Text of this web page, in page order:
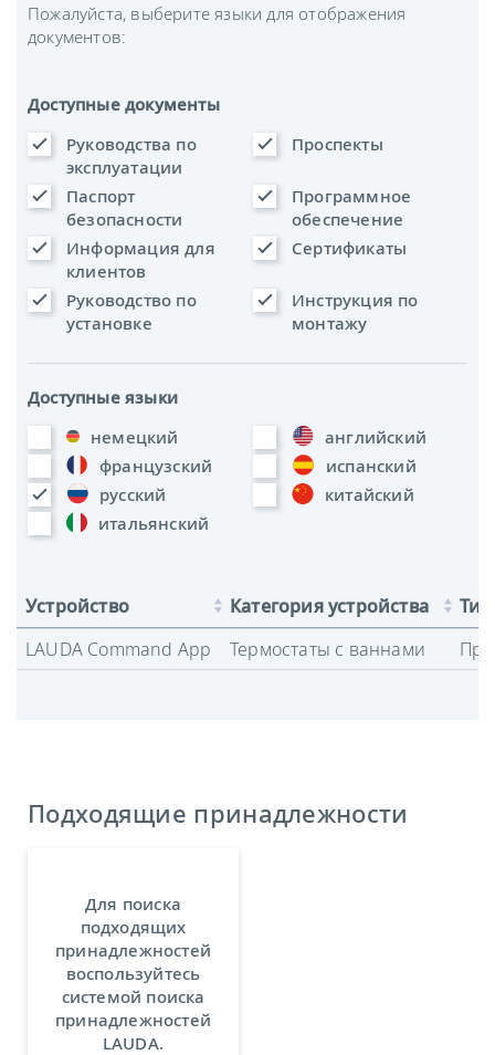
Пожалуйста, выберите языки для отображения
документов:
Доступные документы
Руководства по
эксплуатации
Проспекты
Паспорт
безопасности
Программное
обеспечение
Информация для
клиентов
Сертификаты
Руководство по
установке
Инструкция по
монтажу
Доступные языки
немецкий
английский
французский
испанский
русский
китайский
итальянский
Устройство Категория устройства
LAUDA Command App
Термостаты с ваннами
Подходящие принадлежности
Для поиска
подходящих
принадлежностей
воспользуйтесь
системой поиска
принадлежностей
LAUDA.